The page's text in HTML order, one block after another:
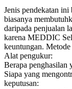
Jenis pendekatan
biasanya
daripada penjualan
karena MEDDIC
keuntungan.
Alat pengukur:
Berapa penghasilan
Siapa yang
keputusan: